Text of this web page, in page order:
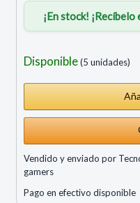
¡En stock!
Disponible(5 unidades)
Vendido y enviado por
gamers
Pago en efectivo disponible